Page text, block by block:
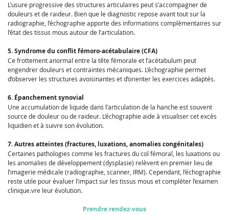
L’usure progressive des structures articulaires peut s’accompagner de
douleurs et de raideur. Bien que le diagnostic repose avant tout sur la
radiographie, l’échographie apporte des informations complémentaires sur
l’état des tissus mous autour de l’articulation.
5. Syndrome du conflit fémoro-acétabulaire (CFA)
Ce frottement anormal entre la tête fémorale et l’acétabulum peut
engendrer douleurs et contraintes mécaniques. L’échographie permet
d’observer les structures avoisinantes et d’orienter les exercices adaptés.
6. Épanchement synovial
Une accumulation de liquide dans l’articulation de la hanche est souvent
source de douleur ou de raideur. L’échographie aide à visualiser cet excès
liquidien et à suivre son évolution.
7. Autres atteintes (fractures, luxations, anomalies congénitales)
Certaines pathologies comme les fractures du col fémoral, les luxations ou
les anomalies de développement (dysplasie) relèvent en premier lieu de
l’imagerie médicale (radiographie, scanner, IRM). Cependant, l’échographie
reste utile pour évaluer l’impact sur les tissus mous et compléter l’examen
clinique.vre leur évolution.
Prendre rendez-vous